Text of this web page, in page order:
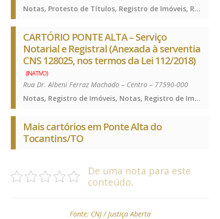
Notas, Protesto de Títulos, Registro de Imóveis, Registro de Títulos e Documentos e Civis das Pessoas Jurídicas, Notas, Protesto de Títulos, Registro de Imóveis, Registro de Títulos e Documentos e Civis das Pessoas Jurídicas, Notas, Protesto de Títulos, Registro de Imóveis, Registro de Títulos e Documentos e Civis das Pessoas Jurídicas
CARTÓRIO PONTE ALTA – Serviço
Notarial e Registral (Anexada à serventia
CNS 128025, nos termos da Lei 112/2018)
(INATIVO)
Rua Dr. Albeni Ferraz Machado – Centro – 77590-000
Notas, Registro de Imóveis, Notas, Registro de Imóveis, Notas, Registro de Imóveis
Mais cartórios em Ponte Alta do
Tocantins/TO
De uma nota para este
conteúdo.
Fonte: CNJ / Justiça Aberta